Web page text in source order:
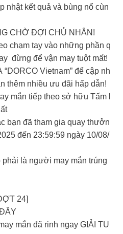
nhật kết quả và bùng nổ cùn
CHỜ ĐỢI CHỦ NHÂN!
chạm tay vào những phần q
đừng để vận may tuột mất!
Vietnam” để cập nh
thêm nhiều ưu đãi hấp dẫn!
mắn tiếp theo sở hữu Tấm l
bạn đã tham gia quay thưởn
đến 23:59:59 ngày 10/08/
là người may mắn trúng
24]
mắn đã rinh ngay GIẢI TU